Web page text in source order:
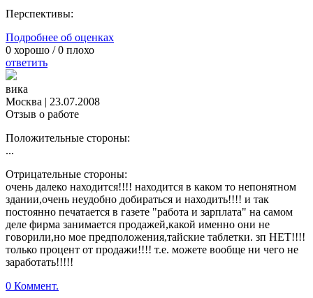
Перспективы:
Подробнее об оценках
0 хорошо /0 плохо
ответить
вика
Москва | 23.07.2008
Отзыв о работе
Положительные стороны:
...
Отрицательные стороны:
очень далеко находится!!!! находится в каком то непонятном
здании,очень неудобно добираться и находить!!!! и так
постоянно печатается в газете "работа и зарплата" на самом
деле фирма занимается продажей,какой именно они не
говорили,но мое предположения,тайские таблетки. зп НЕТ!!!!
только процент от продажи!!!! т.е. можете вообще ни чего не
заработать!!!!!
0 Коммент.